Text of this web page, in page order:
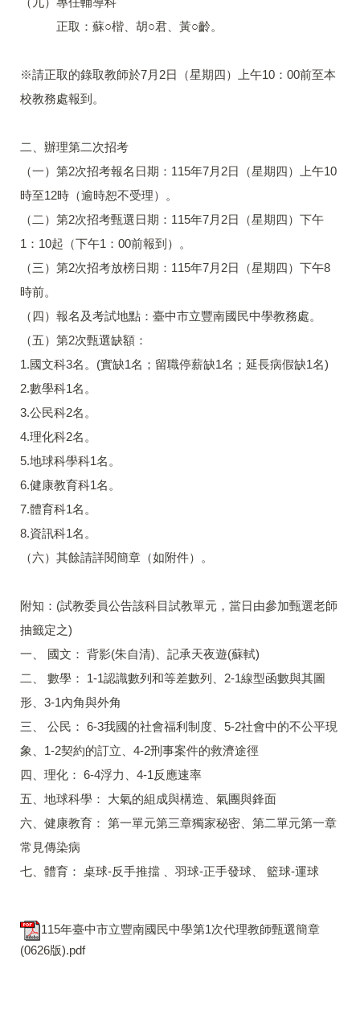
正取：蘇○楷、胡○君、黃○齡。
※請正取的錄取教師於7月2日（星期四）上午10：00前至本
校教務處報到。
二、辦理第二次招考
（一）第2次招考報名日期：115年7月2日（星期四）上午10
時至12時（逾時恕不受理）。
（二）第2次招考甄選日期：115年7月2日（星期四）下午
1：10起（下午1：00前報到）。
（三）第2次招考放榜日期：115年7月2日（星期四）下午8
時前。
（四）報名及考試地點：臺中市立豐南國民中學教務處。
（五）第2次甄選缺額：
1.國文科3名。(實缺1名；留職停薪缺1名；延長病假缺1名)
2.數學科1名。
3.公民科2名。
4.理化科2名。
5.地球科學科1名。
6.健康教育科1名。
7.體育科1名。
8.資訊科1名。
（六）其餘請詳閱簡章（如附件）。
附知：(試教委員公告該科目試教單元，當日由參加甄選老師
抽籤定之)
一、 國文： 背影(朱自清)、記承天夜遊(蘇軾)
二、 數學： 1-1認識數列和等差數列、2-1線型函數與其圖
形、3-1內角與外角
三、 公民： 6-3我國的社會福利制度、5-2社會中的不公平現
象、1-2契約的訂立、4-2刑事案件的救濟途徑
四、理化： 6-4浮力、4-1反應速率
五、地球科學： 大氣的組成與構造、氣團與鋒面
六、健康教育： 第一單元第三章獨家秘密、第二單元第一章
常見傳染病
七、體育： 桌球-反手推擋 、羽球-正手發球、 籃球-運球
115年臺中市立豐南國民中學第1次代理教師甄選簡章
(0626版).pdf